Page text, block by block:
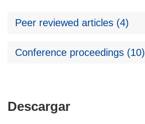
Peer reviewed articles (4)
Conference proceedings (10)
DescargarDescargar